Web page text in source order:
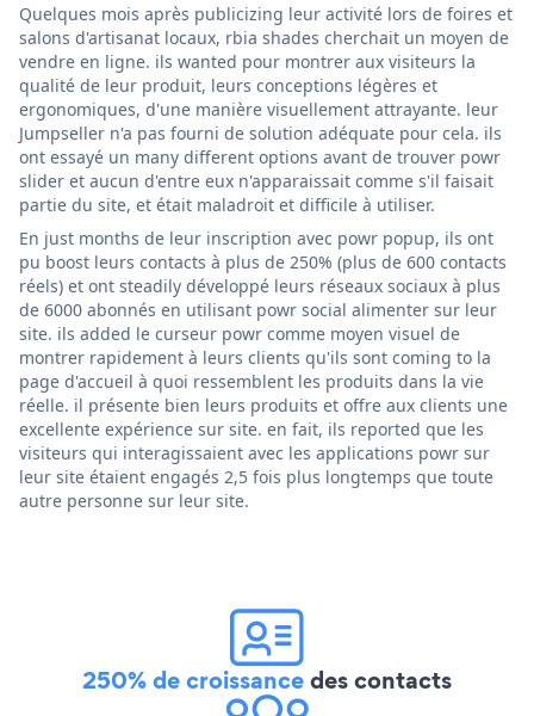
Quelques mois après publicizing leur activité lors de foires et
salons d'artisanat locaux, rbia shades cherchait un moyen de
vendre en ligne. ils wanted pour montrer aux visiteurs la
qualité de leur produit, leurs conceptions légères et
ergonomiques, d'une manière visuellement attrayante. leur
Jumpseller n'a pas fourni de solution adéquate pour cela. ils
ont essayé un many different options avant de trouver powr
slider et aucun d'entre eux n'apparaissait comme s'il faisait
partie du site, et était maladroit et difficile à utiliser.
En just months de leur inscription avec powr popup, ils ont
pu boost leurs contacts à plus de 250% (plus de 600 contacts
réels) et ont steadily développé leurs réseaux sociaux à plus
de 6000 abonnés en utilisant powr social alimenter sur leur
site. ils added le curseur powr comme moyen visuel de
montrer rapidement à leurs clients qu'ils sont coming to la
page d'accueil à quoi ressemblent les produits dans la vie
réelle. il présente bien leurs produits et offre aux clients une
excellente expérience sur site. en fait, ils reported que les
visiteurs qui interagissaient avec les applications powr sur
leur site étaient engagés 2,5 fois plus longtemps que toute
autre personne sur leur site.
250% de croissancedes contacts